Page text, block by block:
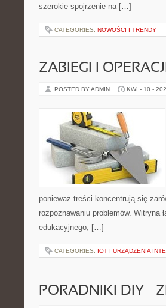
szerokie spojrzenie na […]
CATEGORIES: NOWOŚCI I TRENDY
ZABIEGI I
POSTED BY ADMIN KWI - 10 -
ponieważ treści koncentrują się
rozpoznawaniu problemów. Witryna
edukacyjnego, […]
CATEGORIES: IOT I URZĄDZENIA
PORADNIKI DIY –